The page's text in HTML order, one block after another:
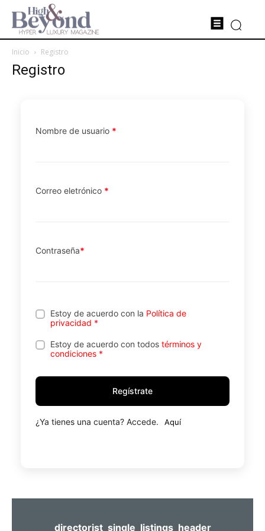
Inicio Registro
Registro
Nombre de usuario *
Correo eletrónico *
Contraseña*
Estoy de acuerdo con la Política de
privacidad *
Estoy de acuerdo con todos términos y
condiciones *
Regístrate
¿Ya tienes una cuenta? Accede. Aquí
directorist_single_listings_header